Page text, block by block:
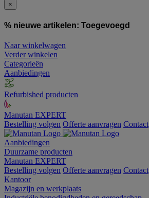
×
% nieuwe artikelen: Toegevoegd
Naar winkelwagen
Verder winkelen
Categorieën
Aanbiedingen
Refurbished producten
Manutan EXPERT
Bestelling volgen Offerte aanvragen Contact
Aanbiedingen
Duurzame producten
Manutan EXPERT
Bestelling volgen Offerte aanvragen Contact
Kantoor
Magazijn en werkplaats